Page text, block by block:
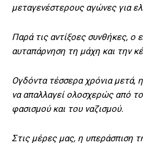
μεταγενέστερους αγώνες για
Παρά τις αντίξοες συνθήκες, ο
αυταπάρνηση τη μάχη και την
Ογδόντα τέσσερα χρόνια μετά,
να απαλλαγεί ολοσχερώς από
φασισμού και του ναζισμού.
Στις μέρες μας, η υπεράσπιση